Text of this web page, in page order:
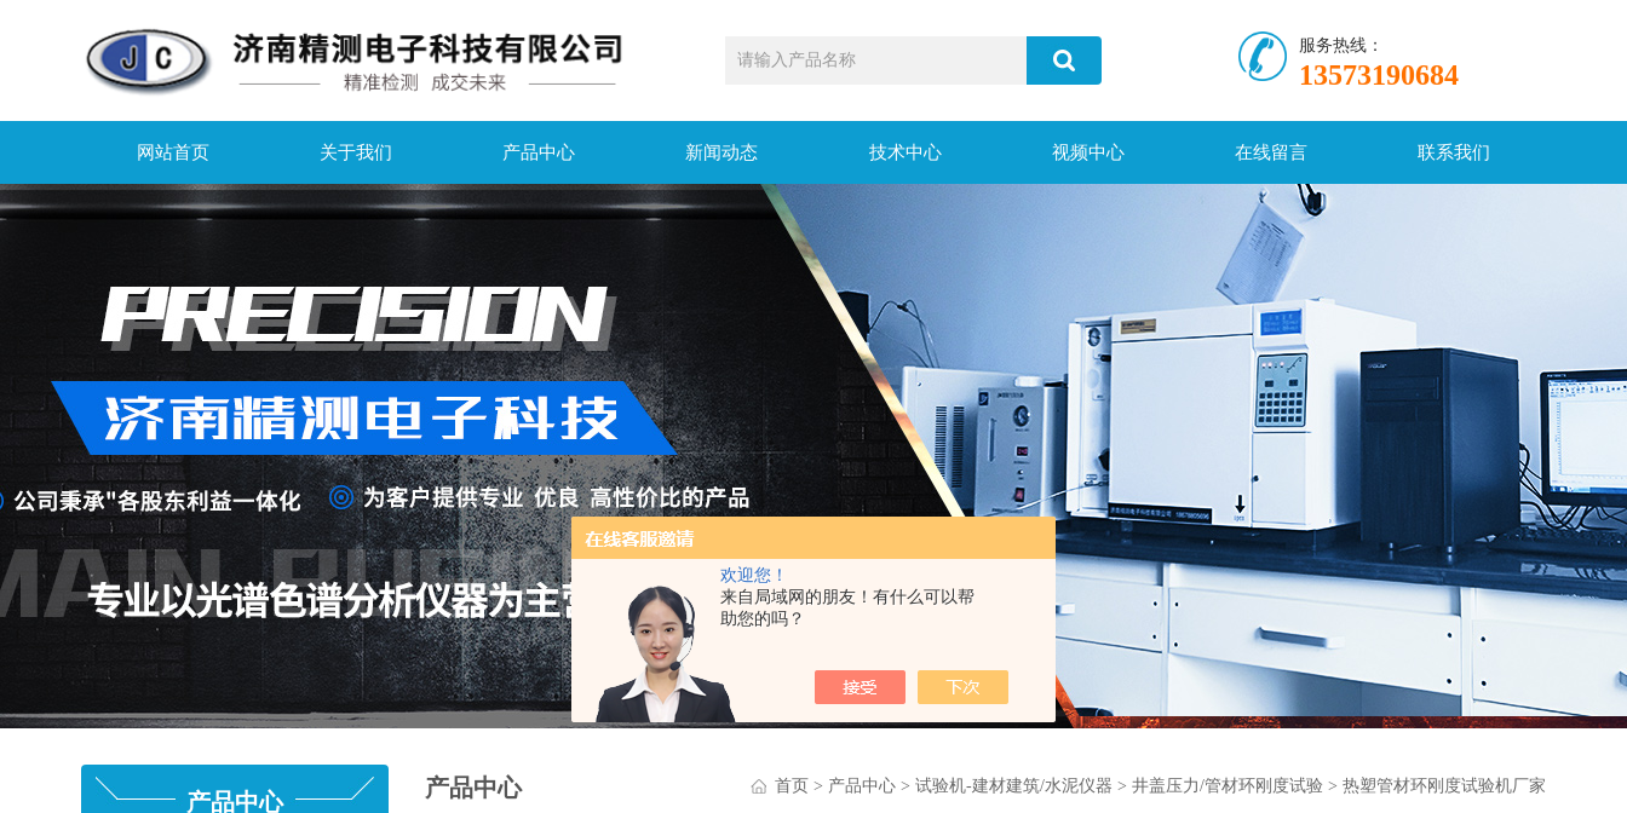
欢迎您！
来自局域网的朋友！有什么可以帮
助您的吗？
服务热线：
13573190684
网站首页 关于我们 产品中心 新闻动态 技术中心 视频中心 在线留言 联系我们
产品中心
产品中心 首页 > 产品中心> 试验机-建材建筑/水泥仪器 > 井盖压力/管材环刚度试验> 热塑管材环刚度试验机厂家